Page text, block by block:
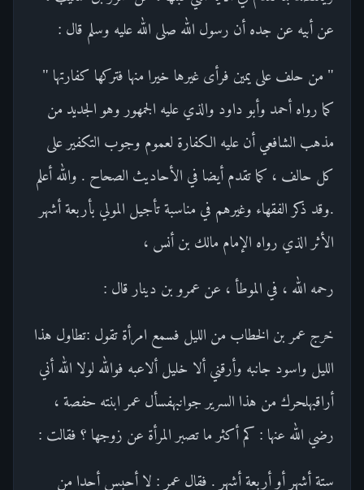
عن أبيه عن جده أن رسول الله صلى الله عليه وسلم قال :
" من حلف على يمين فرأى غيرها خيرا منها فتركها كفارتها "
كما رواه أحمد وأبو داود والذي عليه الجمهور وهو الجديد من
مذهب الشافعي أن عليه الكفارة لعموم وجوب التكفير على
كل حالف ، كما تقدم أيضا في الأحاديث الصحاح . والله أعلم
.وقد ذكر الفقهاء وغيرهم في مناسبة تأجيل المولي بأربعة أشهر
الأثر الذي رواه الإمام مالك بن أنس ،
رحمه الله ، في الموطأ ، عن عمرو بن دينار قال :
خرج عمر بن الخطاب من الليل فسمع امرأة تقول :تطاول هذا
الليل واسود جانبه وأرقني ألا خليل ألاعبه فوالله لولا الله أني
أراقبهلحرك من هذا السرير جوانبهفسأل عمر ابنته حفصة ،
رضي الله عنها : كم أكثر ما تصبر المرأة عن زوجها ؟ فقالت :
ستة أشهر أو أربعة أشهر . فقال عمر : لا أحبس أحدا من